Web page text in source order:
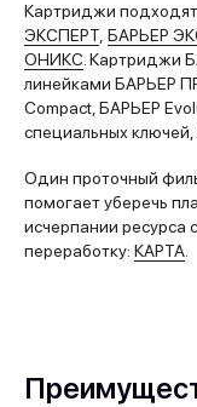
Картриджи
ЭКСПЕРТ БАРЬЕР
ОНИКС . Картриджи
линейками БАРЬЕР
Compact, БАРЬЕР
специальных ключей,
Один проточный
помогает уберечь
исчерпании
переработку: КАРТА